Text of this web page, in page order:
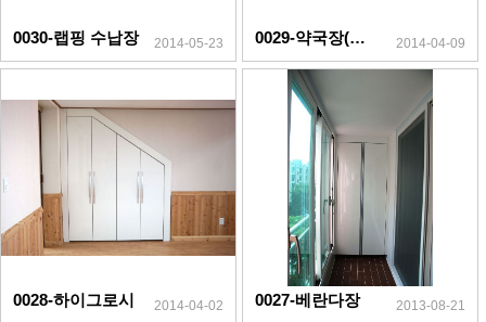
0030-랩핑 수납장 2014-05-23 0029-약국장(하이그로시) 2014-04-09
0028-하이그로시 2014-04-02 0027-베란다장 2013-08-21